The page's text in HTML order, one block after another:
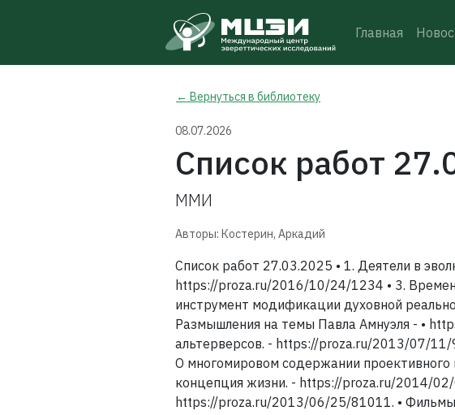
Главная
← Вернуться в библиотеку
08.07.2026
Список работ
ММИ
Авторы: Костерин, Аркадий
Список работ 27.03.2025 • 1. Деятели в
https://proza.ru/2016/10/24/1234 • 3.
инструмент модификации духовной
Размышления на темы Павла Амнуэля - •
альтерверсов. - https://proza.ru/2013/07/
О многомировом содержании
концепция жизни. - https://proza.ru/2014/
https://proza.ru/2013/06/25/81011. •